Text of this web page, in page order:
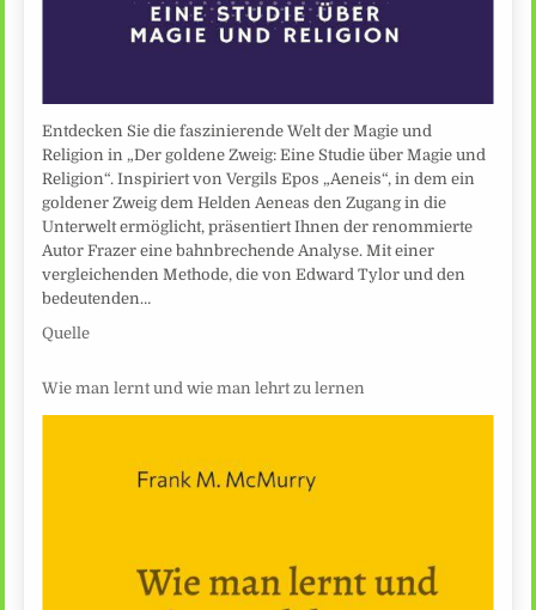
Entdecken Sie die faszinierende Welt der Magie und
Religion in „Der goldene Zweig: Eine Studie über Magie und
Religion“. Inspiriert von Vergils Epos „Aeneis“, in dem ein
goldener Zweig dem Helden Aeneas den Zugang in die
Unterwelt ermöglicht, präsentiert Ihnen der renommierte
Autor Frazer eine bahnbrechende Analyse. Mit einer
vergleichenden Methode, die von Edward Tylor und den
bedeutenden…
Quelle
Wie man lernt und wie man lehrt zu lernen